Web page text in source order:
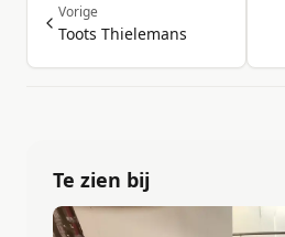
Vorige
Toots Thielemans
Te zien bij